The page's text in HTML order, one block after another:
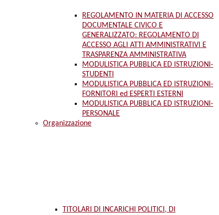
REGOLAMENTO IN MATERIA DI ACCESSO
DOCUMENTALE CIVICO E
GENERALIZZATO: REGOLAMENTO DI
ACCESSO AGLI ATTI AMMINISTRATIVI E
TRASPARENZA AMMINISTRATIVA
MODULISTICA PUBBLICA ED ISTRUZIONI-
STUDENTI
MODULISTICA PUBBLICA ED ISTRUZIONI-
FORNITORI ed ESPERTI ESTERNI
MODULISTICA PUBBLICA ED ISTRUZIONI-
PERSONALE
Organizzazione
TITOLARI DI INCARICHI POLITICI, DI